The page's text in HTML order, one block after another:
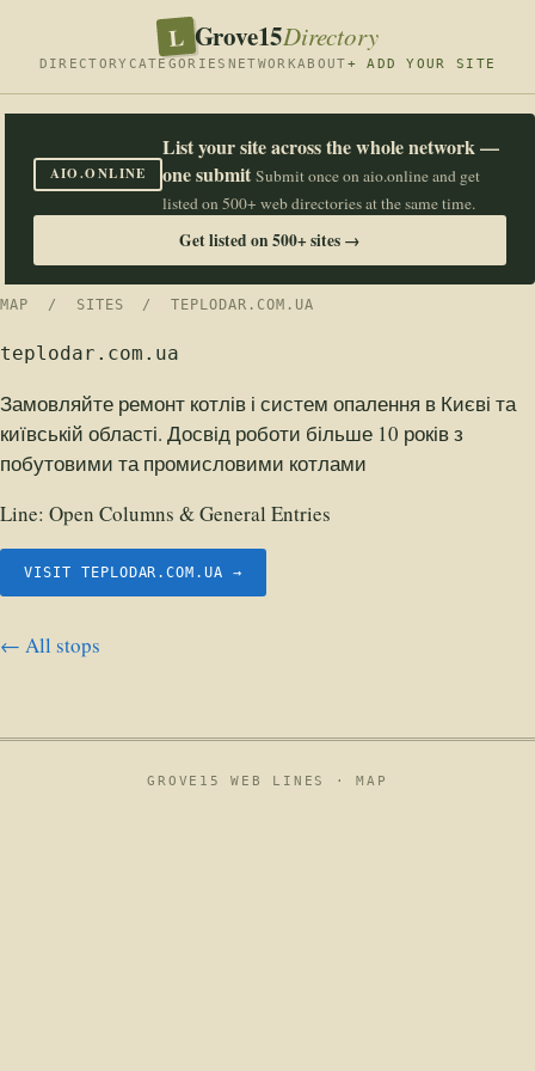
L Grove15Directory
DIRECTORY CATEGORIES NETWORKABOUT+ ADD YOUR SITE
AIO.ONLINE
List your site across the whole network —
one submit Submit once on aio.online and get
listed on 500+ web directories at the same time.
Get listed on 500+ sites →
MAP / SITES / TEPLODAR.COM.UA
teplodar.com.ua
Замовляйте ремонт котлів і систем опалення в Києві та
київській області. Досвід роботи більше 10 років з
побутовими та промисловими котлами
Line: Open Columns & General Entries
VISIT TEPLODAR.COM.UA →
← All stops
GROVE15 WEB LINES ·MAP